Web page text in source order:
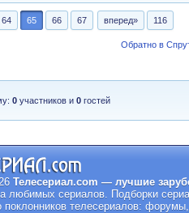
64 65 66 67 вперед» 116
Обратно в
0 участников и0 гостей
Телесериал.com — лучшие
любимых сериалов. Подборки
поклонников телесериалов: